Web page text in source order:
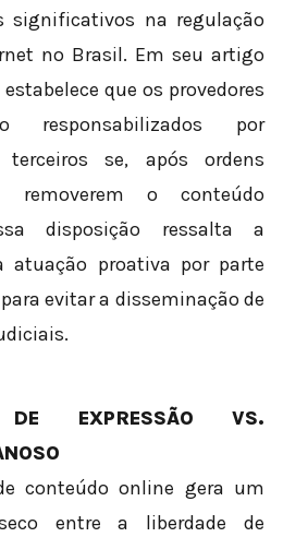
significativos na regulação
no Brasil. Em seu artigo
que os provedores
responsabilizados por
se, após ordens
removerem o conteúdo
disposição ressalta a
atuação proativa por parte
evitar a disseminação de
DE EXPRESSÃO VS.
conteúdo online gera um
entre a liberdade de